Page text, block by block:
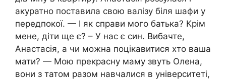
акуратно поставила свою валізу біля шафи у
передпокої. — І як справи мого батька? Крім
мене, діти ще є? – У нас є син. Вибачте,
Анастасія, а чи можна поцікавитися хто ваша
мати? — Мою прекрасну маму звуть Олена,
вони з татом разом навчалися в університеті,